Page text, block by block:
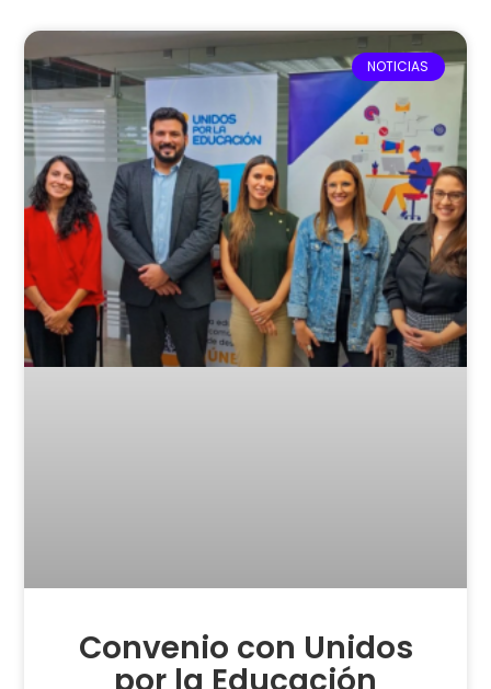
NOTICIAS
Convenio con Unidos
por la Educación